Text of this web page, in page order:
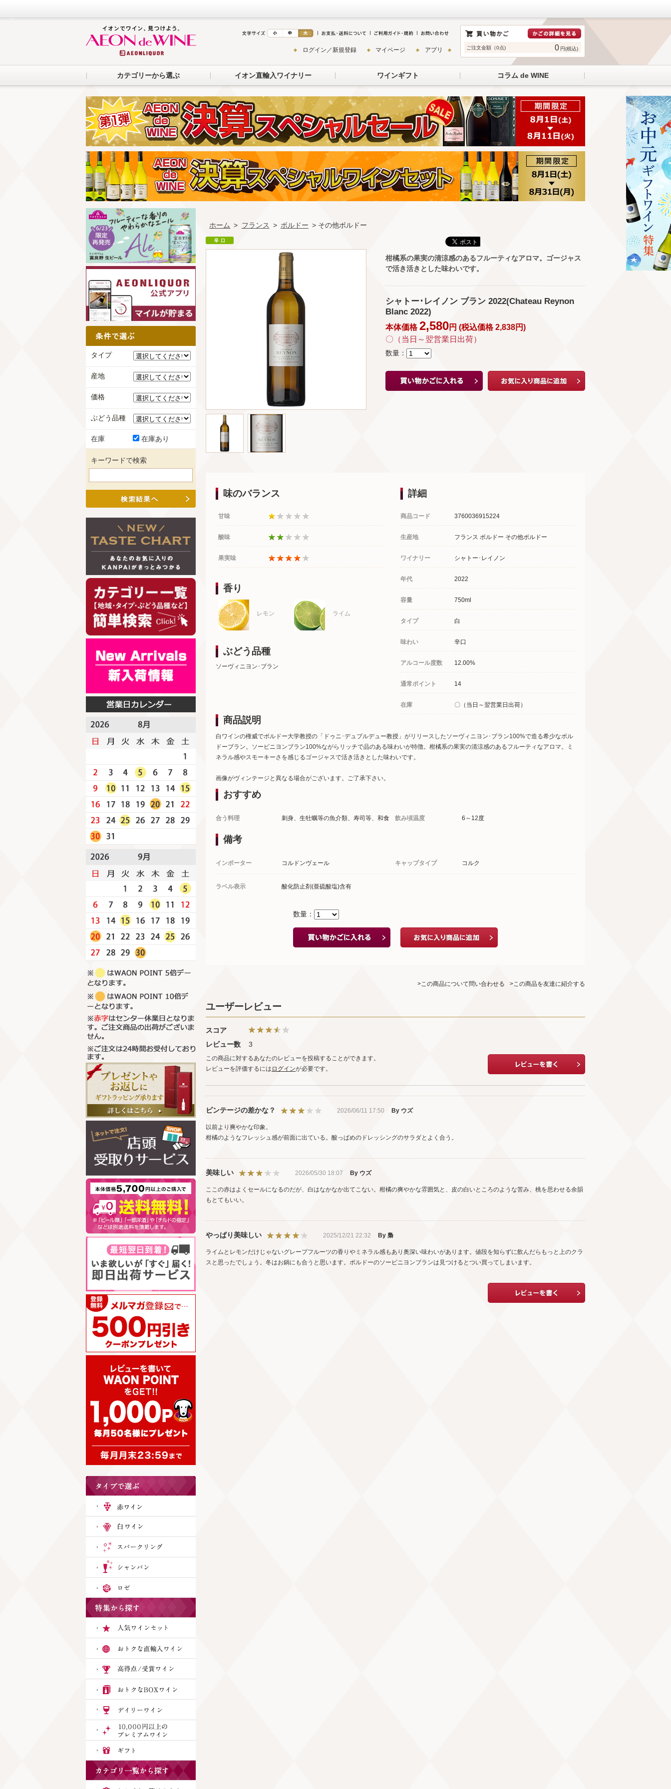
ご注文金額（0点) 0 円(税込)
ログイン／新規登録 マイページ アプリ
カテゴリーから選ぶ イオン直輸入ワイナリー ワインギフト コラム de WINE
ホーム > フランス > ボルドー > その他ボルドー
柑橘系の果実の清涼感のあるフルーティなアロマ。ゴージャス
で活き活きとした味わいです。
シャトー･レイノン ブラン 2022(Chateau Reynon
Blanc 2022)
本体価格2,580円 (税込価格2,838円)
〇（当日～翌営業日出荷）
数量：
詳細
商品コード 3760036915224
生産地 フランス ボルドー その他ボルドー
ワイナリー シャトー･レイノン
年代 2022
容量 750ml
タイプ 白
味わい 辛口
アルコール度数 12.00%
通常ポイント 14
在庫 〇（当日～翌営業日出荷）
味のバランス
甘味
酸味
果実味
香り
レモン ライム
ぶどう品種
ソーヴィニヨン･ブラン
商品説明
白ワインの権威でボルドー大学教授の「ドゥニ･デュブルデュー教授」がリリースしたソーヴィニヨン･ブラン100%で造る希少なボル
ドーブラン。ソービニヨンブラン100%ながらリッチで品のある味わいが特徴。柑橘系の果実の清涼感のあるフルーティなアロマ。ミ
ネラル感やスモーキーさを感じるゴージャスで活き活きとした味わいです。
画像がヴィンテージと異なる場合がございます。ご了承下さい。
おすすめ
合う料理 刺身、生牡蠣等の魚介類、寿司等、和食 飲み頃温度 6～12度
備考
インポーター コルドンヴェール キャップタイプ コルク
ラベル表示 酸化防止剤(亜硫酸塩)含有
数量：
>この商品について問い合わせる >この商品を友達に紹介する
ユーザーレビュー
スコア
レビュー数
3
この商品に対するあなたのレビューを投稿することができます。
レビューを評価するには ログインが必要です。
ビンテージの差かな？ 2026/06/11 17:50 By ウズ
以前より爽やかな印象。
柑橘のようなフレッシュ感が前面に出ている。酸っぱめのドレッシングのサラダとよく合う。
美味しい 2026/05/30 18:07 By ウズ
ここの赤はよくセールになるのだが、白はなかなか出てこない。柑橘の爽やかな雰囲気と、皮の白いところのような苦み、桃を思わせる余韻
もとてもいい。
やっぱり美味しい 2025/12/21 22:32 By 梟
ライムとレモンだけじゃないグレープフルーツの香りやミネラル感もあり奥深い味わいがあります。値段を知らずに飲んだらもっと上のクラ
スと思ったでしょう。冬はお鍋にも合うと思います。ボルドーのソービニヨンブランは見つけるとつい買ってしまいます。
タイプ
産地
価格
ぶどう品種
在庫 在庫あり
キーワードで検索